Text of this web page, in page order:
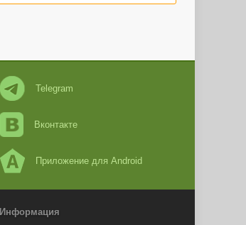
Telegram
Вконтакте
Приложение для Android
Информация